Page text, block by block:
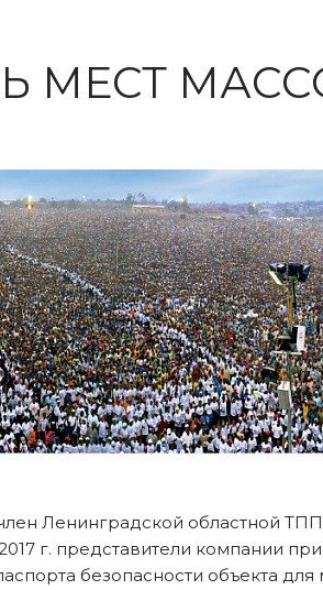
МЕСТ
Ленинградской областной ТПП
г. представители компании
безопасности объекта